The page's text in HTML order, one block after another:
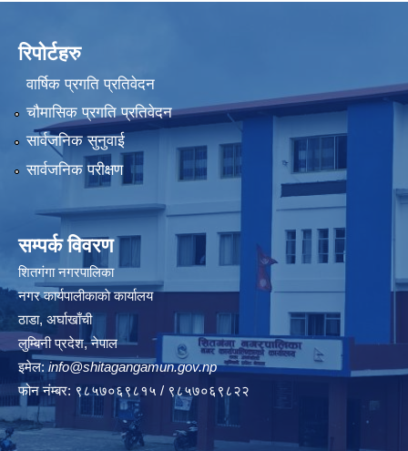
रिपोर्टहरु
वार्षिक प्रगति प्रतिवेदन
चौमासिक प्रगति प्रतिवेदन
सार्वजनिक सुनुवाई
सार्वजनिक परीक्षण
सम्पर्क विवरण
शितगंगा नगरपालिका
नगर कार्यपालीकाकाे कार्यालय
ठाडा, अर्घाखाँची
लुम्बिनी प्रदेश, नेपाल
इमेल: info@shitagangamun.gov.np
फोन नंम्बर: ९८५७०६९८१५ / ९८५७०६९८२२